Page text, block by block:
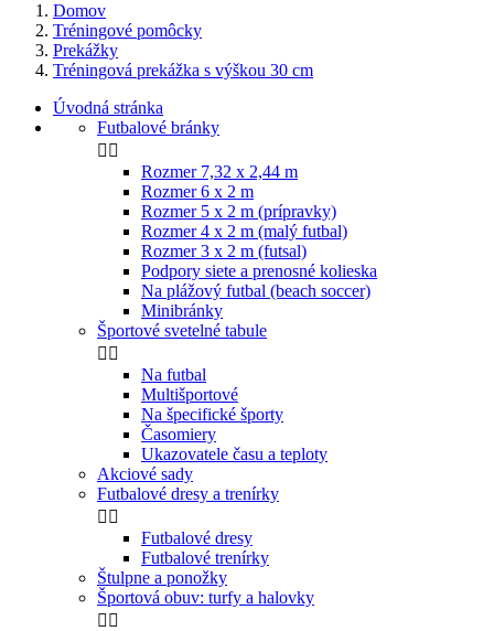
Domov
Tréningové pomôcky
Prekážky
Tréningová prekážka s výškou 30 cm
Úvodná stránka
Futbalové bránky
 
Rozmer 7,32 x 2,44 m
Rozmer 6 x 2 m
Rozmer 5 x 2 m (prípravky)
Rozmer 4 x 2 m (malý futbal)
Rozmer 3 x 2 m (futsal)
Podpory siete a prenosné kolieska
Na plážový futbal (beach soccer)
Minibránky
Športové svetelné tabule
 
Na futbal
Multišportové
Na špecifické športy
Časomiery
Ukazovatele času a teploty
Akciové sady
Futbalové dresy a trenírky
 
Futbalové dresy
Futbalové trenírky
Štulpne a ponožky
Športová obuv: turfy a halovky
 